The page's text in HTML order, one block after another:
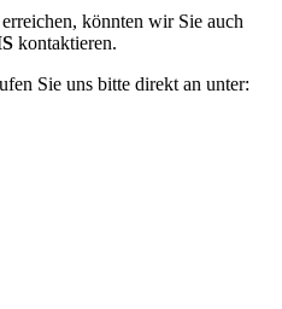
könnten wir Sie auch
kontaktieren.
Sie uns bitte direkt an unter: